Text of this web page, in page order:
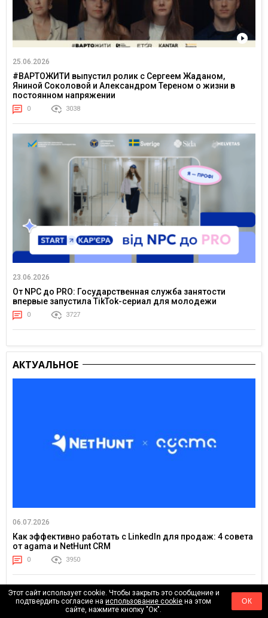
25.06.2026
#ВАРТОЖИТИ выпустил ролик с Сергеем Жаданом,
Яниной Соколовой и Александром Тереном о жизни в
постоянном напряжении
0 3038
23.06.2026
От NPC до PRO: Государственная служба занятости
впервые запустила TikTok-сериал для молодежи
0 3727
АКТУАЛЬНОЕ
06.07.2026
Как эффективно работать с LinkedIn для продаж: 4 совета
от agama и NetHunt CRM
0 3950
Этот сайт использует cookie. Чтобы закрыть это сообщение и
подтвердить согласие наиспользование cookie на этом
сайте, нажмите кнопку "Ок".
ОК